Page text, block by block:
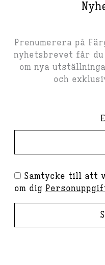
Prenumerera på
nyhetsbrevet får
om nya
och
Samtycke till att
om dig